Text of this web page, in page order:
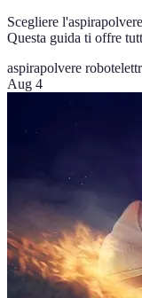
Scegliere
Questa guida ti offre
aspirapolvere robot
Aug 4